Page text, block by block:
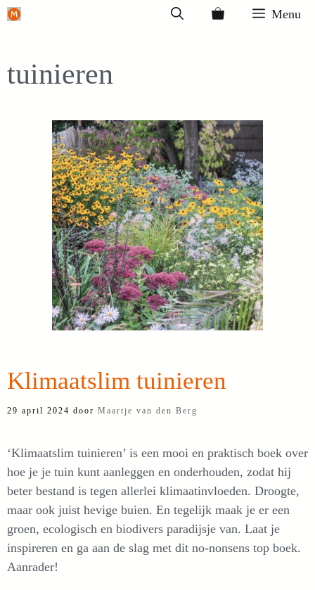
Ga
inhoud
Menu
tuinieren
Klimaatslim tuinieren
29 april 2024 door Maartje van den Berg
‘Klimaatslim tuinieren’ is een mooi en praktisch boek over
hoe je je tuin kunt aanleggen en onderhouden, zodat hij
beter bestand is tegen allerlei klimaatinvloeden. Droogte,
maar ook juist hevige buien. En tegelijk maak je er een
groen, ecologisch en biodivers paradijsje van. Laat je
inspireren en ga aan de slag met dit no-nonsens top boek.
Aanrader!